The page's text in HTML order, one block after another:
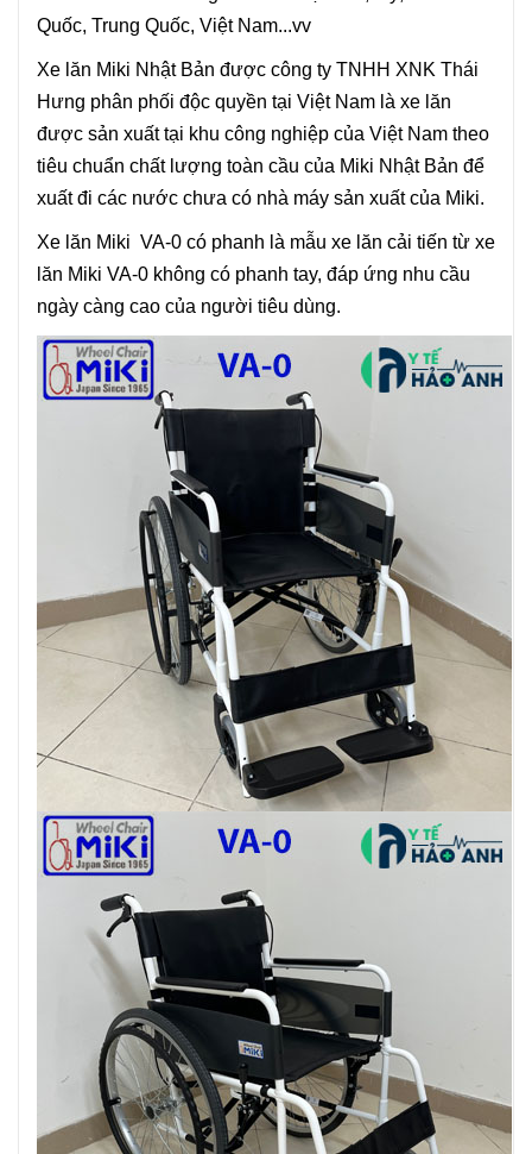
Quốc, Trung Quốc, Việt Nam...vv
Xe lăn Miki Nhật Bản được công ty TNHH XNK Thái
Hưng phân phối độc quyền tại Việt Nam là xe lăn
được sản xuất tại khu công nghiệp của Việt Nam theo
tiêu chuẩn chất lượng toàn cầu của Miki Nhật Bản để
xuất đi các nước chưa có nhà máy sản xuất của Miki.
Xe lăn Miki VA-0 có phanh là mẫu xe lăn cải tiến từ xe
lăn Miki VA-0 không có phanh tay, đáp ứng nhu cầu
ngày càng cao của người tiêu dùng.